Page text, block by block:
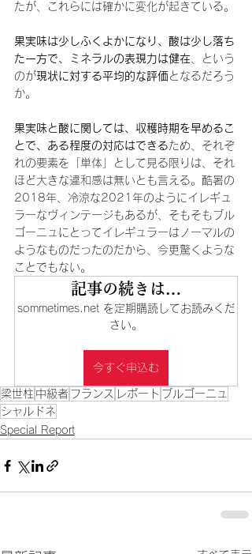
たが、これらには確かに変化が起きている。
果実味は少しふくよかになり、酸は少し落ち
た一方で、ミネラルの表現力は健在 、という
のが現状に対する平均的な評価 となるだろう
か。
果実味と酸に関しては、収穫時期を早めるこ
とで、ある程度の対応はできるため、それぞ
れの要素を「単体」として見る限りは、それ
ほど大きな違和感は無いとも言える。酷暑の
2018年、冷涼な2021年のようにイレギュ
ラーなヴィンテージもあるが、そもそもブル
ゴーニュにとってイレギュラーはノーマルの
ようなものだったのだから、今更驚くような
ことでもない。
記事の続きは…
sommetimes.net を定期購読してお読みくだ
さい。
今すぐ申込む
梁世柱 中級者 フランス レポート ブルゴーニュ
シャルドネ
Special Report